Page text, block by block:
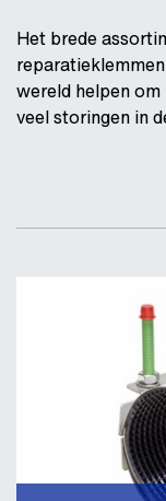
Het brede
wereld helpen
veel storingen in